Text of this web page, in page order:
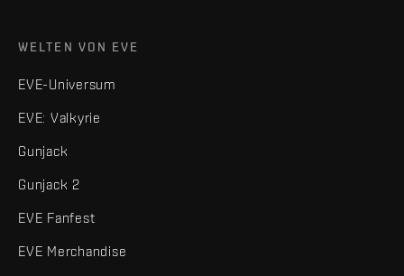
WELTEN VON EVE
EVE-Universum
EVE: Valkyrie
Gunjack
Gunjack 2
EVE Fanfest
EVE Merchandise